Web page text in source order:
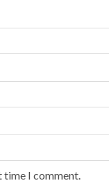
time I comment.